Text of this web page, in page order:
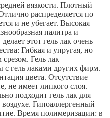
вязкости. Плотный
распределяется по
и не убегает. Высокая
палитра и
этот гель лак очень
Гибкая и упругая, но
Гель лак
с гель лаками других фирм.
цвета. Отсутствие
не имеет липкого слоя.
подходит гель лак для
воздухе. Гипоаллергенный
Время полимеризации: в